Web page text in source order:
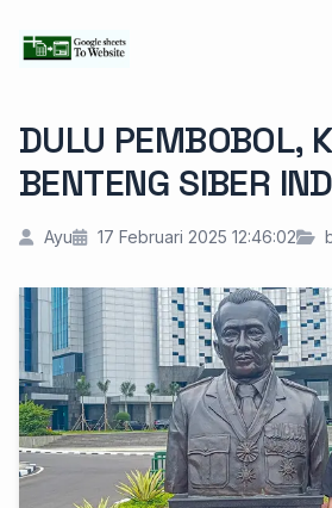
DULU PEMBOBOL,
BENTENG SIBER
Ayu 17 Februari 2025 12:46:02